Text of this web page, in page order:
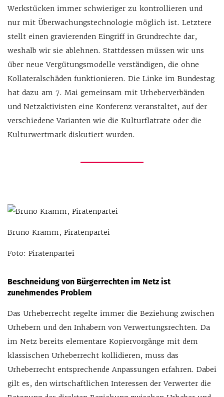
Werkstücken immer schwieriger zu kontrollieren und
nur mit Überwachungstechnologie möglich ist. Letztere
stellt einen gravierenden Eingriff in Grundrechte dar,
weshalb wir sie ablehnen. Stattdessen müssen wir uns
über neue Vergütungsmodelle verständigen, die ohne
Kollateralschäden funktionieren. Die Linke im Bundestag
hat dazu am 7. Mai gemeinsam mit Urheberverbänden
und Netzaktivisten eine Konferenz veranstaltet, auf der
verschiedene Varianten wie die Kulturflatrate oder die
Kulturwertmark diskutiert wurden.
Bruno Kramm, Piratenpartei
Foto: Piratenpartei
Beschneidung von Bürgerrechten im Netz ist
zunehmendes Problem
Das Urheberrecht regelte immer die Beziehung zwischen
Urhebern und den Inhabern von Verwertungsrechten. Da
im Netz bereits elementare Kopiervorgänge mit dem
klassischen Urheberrecht kollidieren, muss das
Urheberrecht entsprechende Anpassungen erfahren. Dabei
gilt es, den wirtschaftlichen Interessen der Verwerter die